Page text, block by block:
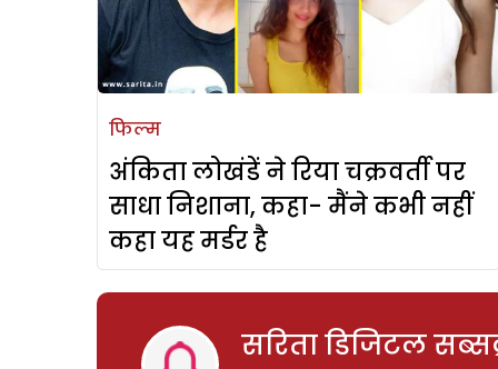
फिल्म
अंकिता लोखंडें ने रिया चक्रवर्ती पर
साधा निशाना, कहा- मैंने कभी नहीं
कहा यह मर्डर है
सरिता डिजिटल